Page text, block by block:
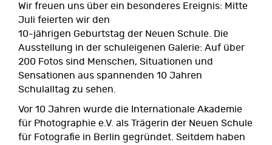
Wir freuen uns über ein besonderes Ereignis: Mitte
Juli feierten wir den
10-jährigen Geburtstag der Neuen Schule. Die
Ausstellung in der schuleigenen Galerie: Auf über
200 Fotos sind Menschen, Situationen und
Sensationen aus spannenden 10 Jahren
Schulalltag zu sehen.
Vor 10 Jahren wurde die Internationale Akademie
für Photographie e.V. als Trägerin der Neuen Schule
für Fotografie in Berlin gegründet. Seitdem haben